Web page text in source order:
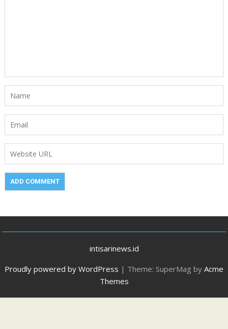
intisarinews.id
Proudly powered by WordPress | Theme: SuperMag by Acme
Themes